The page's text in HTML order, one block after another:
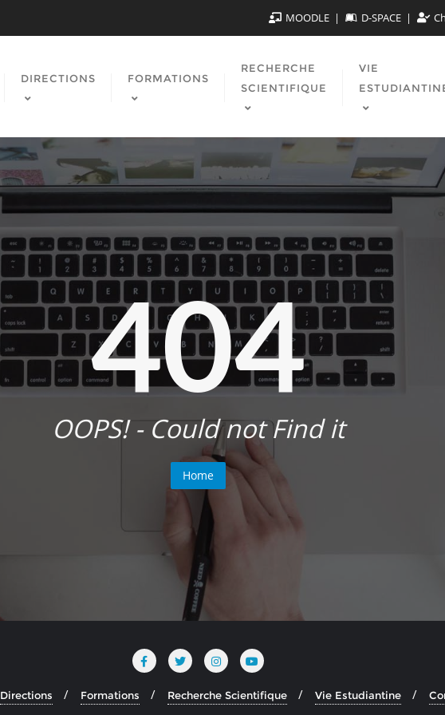
MOODLE D-SPACE
DIRECTIONS FORMATIONS
RECHERCHE
SCIENTIFIQUE
VIE
404
OOPS! - Could not Find it
Home
Directions Formations Recherche Scientifique Vie Estudiantine